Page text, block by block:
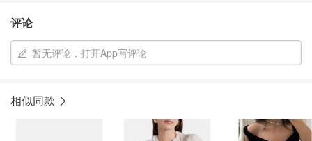
评论
暂无评论，打开App写评论
相似同款